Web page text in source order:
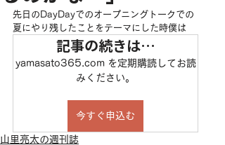
先日のDayDayでのオープニングトークでの
夏にやり残したことをテーマにした時僕は
記事の続きは…
yamasato365.com を定期購読してお読
みください。
今すぐ申込む
山里亮太の週刊誌